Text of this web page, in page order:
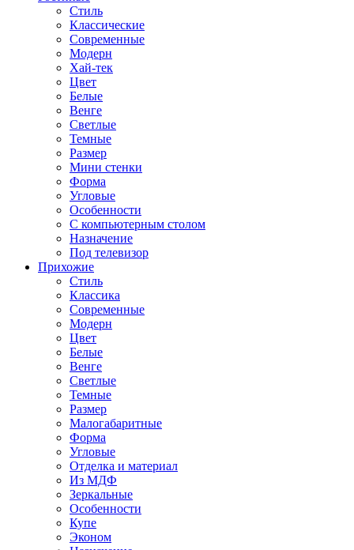
Стиль
Классические
Современные
Модерн
Хай-тек
Цвет
Белые
Венге
Светлые
Темные
Размер
Мини стенки
Форма
Угловые
Особенности
С компьютерным столом
Назначение
Под телевизор
Прихожие
Стиль
Классика
Современные
Модерн
Цвет
Белые
Венге
Светлые
Темные
Размер
Малогабаритные
Форма
Угловые
Отделка и материал
Из МДФ
Зеркальные
Особенности
Купе
Эконом